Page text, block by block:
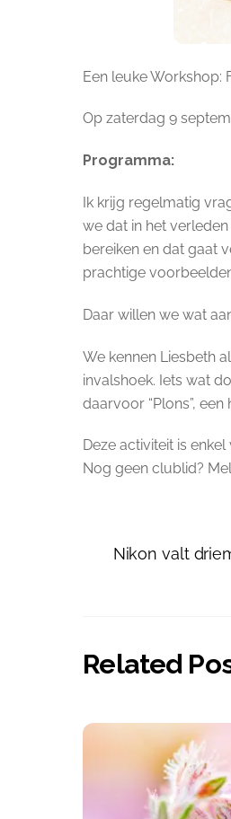
Een leuke Workshop:
Op zaterdag 9
Programma:
Ik krijg regelmatig
we dat in het
bereiken en dat gaat
prachtige
Daar willen we wat
We kennen Liesbeth
invalshoek. Iets wat
daarvoor “Plons”,
Deze activiteit is
Nog geen clublid?
Nikon valt
Related